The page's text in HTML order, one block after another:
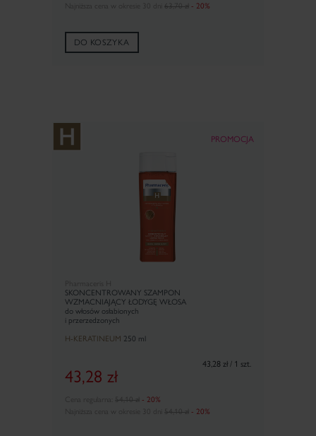
Najniższa cena w okresie 30 dni 63,70 zł - 20%
DO KOSZYKA
PROMOCJA
SKONCENTROWANY SZAMPON
WZMACNIAJĄCY ŁODYGĘ WŁOSA
do włosów osłabionych
i przerzedzonych
H-KERATINEUM 250 ml
43,28 zł
43,28 zł / 1 szt.
54,10 zł - 20%
Najniższa cena w okresie 30 dni 54,10 zł - 20%